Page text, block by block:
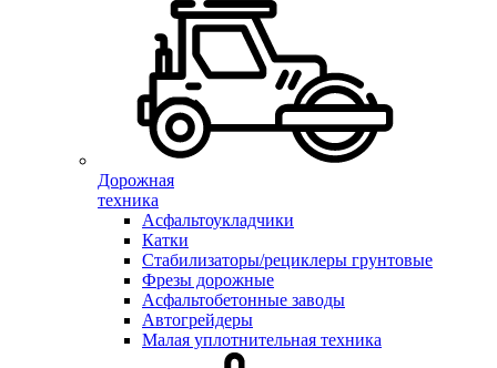
Дорожная
техника
Асфальтоукладчики
Катки
Стабилизаторы/рециклеры грунтовые
Фрезы дорожные
Асфальтобетонные заводы
Автогрейдеры
Малая уплотнительная техника